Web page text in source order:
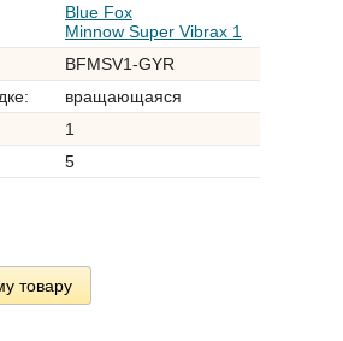
Blue Fox
Minnow Super Vibrax 1
BFMSV1-GYR
вращающаяся
1
5
товару